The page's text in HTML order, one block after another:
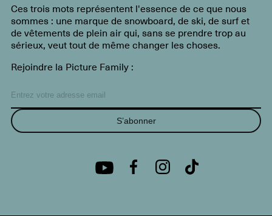
Ces trois mots représentent l'essence de ce que nous
sommes : une marque de snowboard, de ski, de surf et
de vêtements de plein air qui, sans se prendre trop au
sérieux, veut tout de même changer les choses.
Rejoindre la Picture Family :
S’abonner